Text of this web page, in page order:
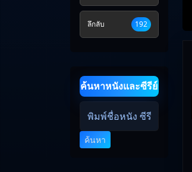
ลึกลับ 192
ค้นหาหนังและซีรีย์
ค้นหา